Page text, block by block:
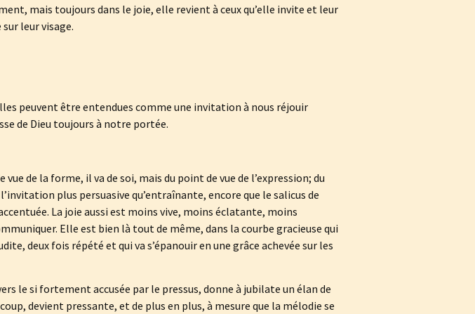
mais toujours dans le joie, elle revient à ceux qu’elle invite et leur
leur visage.
peuvent être entendues comme une invitation à nous réjouir
de Dieu toujours à notre portée.
de la forme, il va de soi, mais du point de vue de l’expression; du
plus persuasive qu’entraînante, encore que le salicus de
La joie aussi est moins vive, moins éclatante, moins
Elle est bien là tout de même, dans la courbe gracieuse qui
deux fois répété et qui va s’épanouir en une grâce achevée sur les
le si fortement accusée par le pressus, donne à jubilate un élan de
devient pressante, et de plus en plus, à mesure que la mélodie se